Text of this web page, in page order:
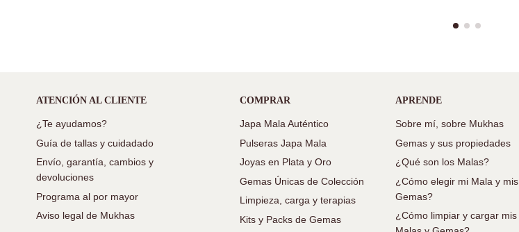
ATENCIÓN AL CLIENTE
¿Te ayudamos?
Guía de tallas y cuidadado
Envío, garantía, cambios y
devoluciones
Programa al por mayor
Aviso legal de Mukhas
COMPRAR
Japa Mala Auténtico
Pulseras Japa Mala
Joyas en Plata y Oro
Gemas Únicas de Colección
Limpieza, carga y terapias
Kits y Packs de Gemas
APRENDE
Sobre mí, sobre Mukhas
Gemas y sus propiedades
¿Qué son los Malas?
¿Cómo elegir mi Mala y mis
Gemas?
¿Cómo limpiar y cargar mis